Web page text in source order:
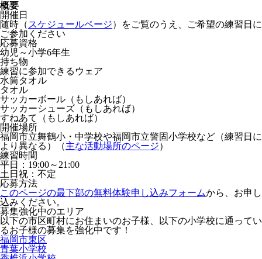
概要
開催日
随時（ スケジュールページ）をご覧のうえ、ご希望の練習日に
ご参加ください
応募資格
幼児～小学6年生
持ち物
練習に参加できるウェア
水筒タオル
タオル
サッカーボール（もしあれば）
サッカーシューズ（もしあれば）
すねあて（もしあれば）
開催場所
福岡市立舞鶴小・中学校や福岡市立警固小学校など（練習日に
より異なる）（主な活動場所のページ）
練習時間
平日：19:00～21:00
土日祝：不定
応募方法
このページの最下部の無料体験申し込みフォームから、お申し
込みください。
募集強化中のエリア
以下の市区町村にお住まいのお子様、以下の小学校に通ってい
るお子様の募集を強化中です！
福岡市東区
青葉小学校